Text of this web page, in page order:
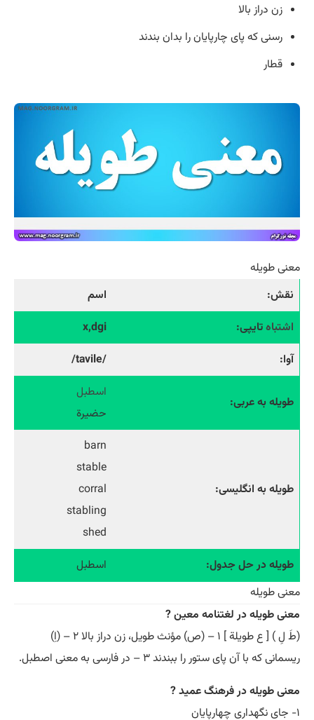
زن دراز بالا
رسنی که پای چارپایان را بدان بندند
قطار
معنی طویله
نقش:
اسم
اشتباهتایپی:
x,dgi
آوا:
/tavile/
طویله به عربی:
اسطبل
حضیرة
طویله به انگلیسی:
barn
stable
corral
stabling
shed
طویله در حل جدول:
اسطبل
معنی طویله
معنی طویله در لغتنامه معین ?
(طَ لِ ) [ ع طویلة ] ۱ – (ص) مؤنث طویل، زن دراز بالا ۲ – (اِ)
ریسمانی که با آن پای ستور را ببندند ۳ – در فارسی به معنی اصطبل.
معنی طویله در فرهنگ عمید ?
۱- جای نگهداری چهارپایان